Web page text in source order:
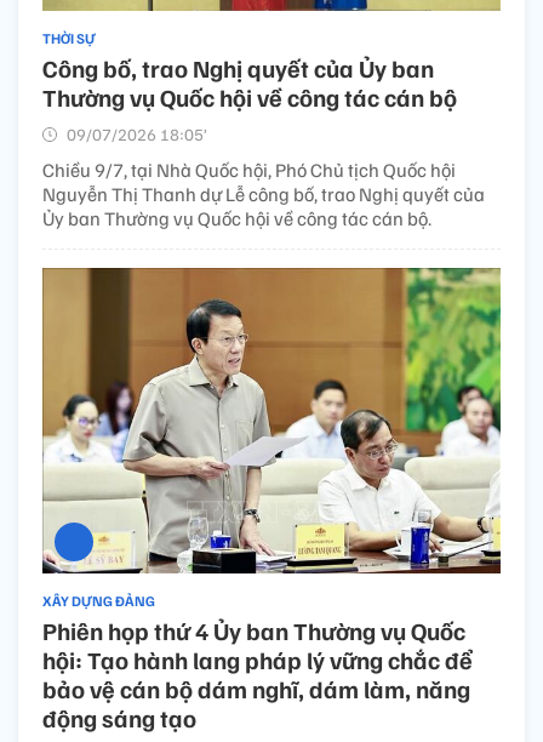
THỜI SỰ
Công bố, trao Nghị quyết của Ủy ban
Thường vụ Quốc hội về công tác cán bộ
09/07/2026 18:05’
Chiều 9/7, tại Nhà Quốc hội, Phó Chủ tịch Quốc hội
Nguyễn Thị Thanh dự Lễ công bố, trao Nghị quyết của
Ủy ban Thường vụ Quốc hội về công tác cán bộ.
XÂY DỰNG ĐẢNG
Phiên họp thứ 4 Ủy ban Thường vụ Quốc
hội: Tạo hành lang pháp lý vững chắc để
bảo vệ cán bộ dám nghĩ, dám làm, năng
động sáng tạo